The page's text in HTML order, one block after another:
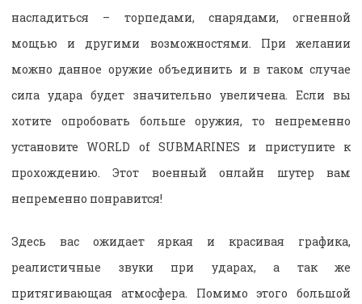
насладиться – торпедами, снарядами, огненной
мощью и другими возможностями. При желании
можно данное оружие объединить и в таком случае
сила удара будет значительно увеличена. Если вы
хотите опробовать больше оружия, то непременно
установите WORLD of SUBMARINES и приступите к
прохождению. Этот военный онлайн шутер вам
непременно понравится!
Здесь вас ожидает яркая и красивая графика,
реалистичные звуки при ударах, а так же
притягивающая атмосфера. Помимо этого большой